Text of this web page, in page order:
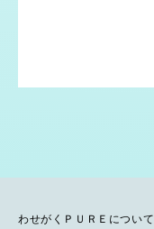
わせがくＰＵＲＥについて